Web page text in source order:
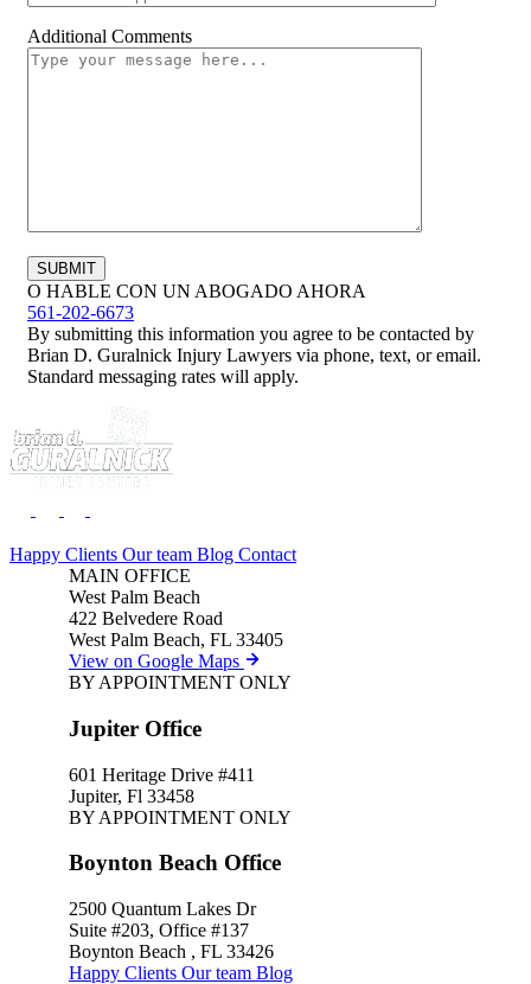
Additional Comments
O HABLE CON UN ABOGADO AHORA
561-202-6673
By submitting this information you agree to be contacted by
Brian D. Guralnick Injury Lawyers via phone, text, or email.
Standard messaging rates will apply.
Happy Clients Our team Blog Contact
MAIN OFFICE
West Palm Beach
422 Belvedere Road
West Palm Beach, FL 33405
View on Google Maps
BY APPOINTMENT ONLY
Jupiter Office
601 Heritage Drive #411
Jupiter, Fl 33458
BY APPOINTMENT ONLY
Boynton Beach Office
2500 Quantum Lakes Dr
Suite #203, Office #137
Boynton Beach , FL 33426
Happy Clients Our team Blog